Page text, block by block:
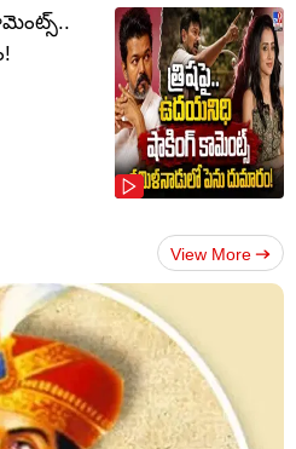
View More